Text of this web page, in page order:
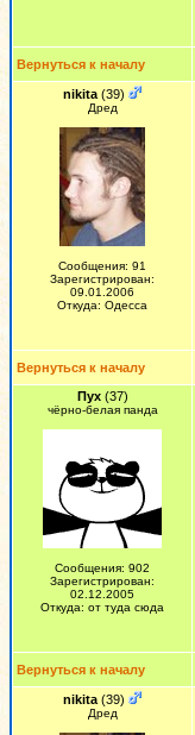
Вернуться к началу
nikita (39)
Дред
Сообщения: 91
Зарегистрирован:
09.01.2006
Откуда: Одесса
Вернуться к началу
Пух(37)
чёрно-белая панда
Сообщения: 902
Зарегистрирован:
02.12.2005
Откуда: от туда сюда
Вернуться к началу
nikita (39)
Дред